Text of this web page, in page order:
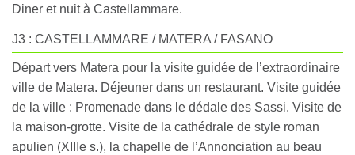
Diner et nuit à Castellammare.
J3 : CASTELLAMMARE / MATERA / FASANO
Départ vers Matera pour la visite guidée de l’extraordinaire
ville de Matera. Déjeuner dans un restaurant. Visite guidée
de la ville : Promenade dans le dédale des Sassi. Visite de
la maison-grotte. Visite de la cathédrale de style roman
apulien (XIIIe s.), la chapelle de l’Annonciation au beau